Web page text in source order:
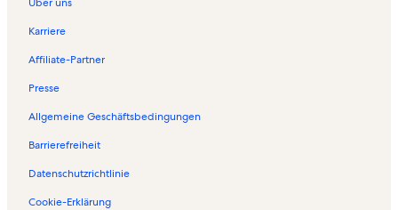
Karriere
Affiliate-Partner
Presse
Allgemeine Geschäftsbedingungen
Barrierefreiheit
Datenschutzrichtlinie
Cookie-Erklärung